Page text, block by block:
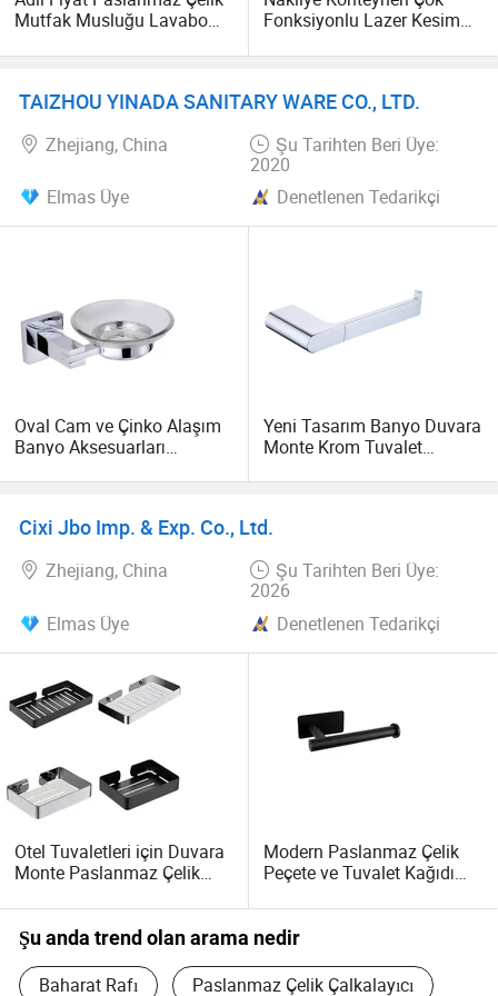
Mutfak Musluğu Lavabo
Dağıtıcı Sünger Depolama
İçin Sünger
Fonksiyonlu Lazer Kesim
Tuvalet Masa Ahşap
Kutusu Peçete Tutucu
TAIZHOU YINADA SANITARY WARE CO., LTD.
Zhejiang, China
Şu Tarihten Beri Üye:
2020
Elmas Üye
Denetlenen Tedarikçi
Oval Cam ve Çinko Alaşım
Banyo Aksesuarları
Yeni Tasarım Banyo Duvara
Monte Krom Tuvalet
Cixi Jbo Imp. & Exp. Co., Ltd.
Zhejiang, China
Şu Tarihten Beri Üye:
2026
Elmas Üye
Denetlenen Tedarikçi
Otel Tuvaletleri için Duvara
Monte Paslanmaz Çelik
Modern Paslanmaz Çelik
Peçete ve Tuvalet Kağıdı
Şu anda trend olan arama nedir
Baharat Rafı Paslanmaz Çelik Çalkalayıcı